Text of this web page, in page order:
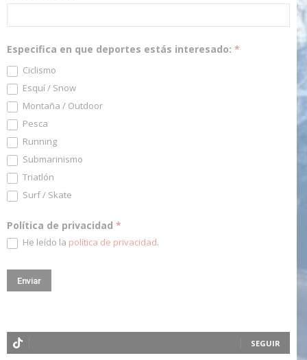
Especifica en que deportes estás interesado: *
Ciclismo
Esquí / Snow
Montaña / Outdoor
Pesca
Running
Submarinismo
Triatlón
Surf / Skate
Política de privacidad *
He leído la política de privacidad.
SEGUIR